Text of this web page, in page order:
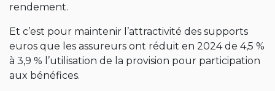
rendement.
Et c’est pour maintenir l’attractivité des supports
euros que les assureurs ont réduit en 2024 de 4,5 %
à 3,9 % l’utilisation de la provision pour participation
aux bénéfices.